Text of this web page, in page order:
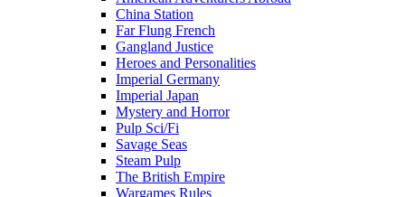
China Station
Far Flung French
Gangland Justice
Heroes and Personalities
Imperial Germany
Imperial Japan
Mystery and Horror
Pulp Sci/Fi
Savage Seas
Steam Pulp
The British Empire
Wargames Rules